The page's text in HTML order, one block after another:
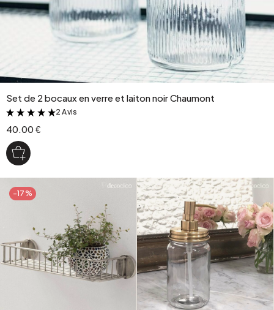
Set de 2 bocaux en verre et laiton noir Chaumont
&
2 Avis
40.00 €
-17%